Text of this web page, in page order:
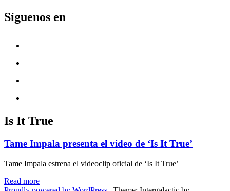
Síguenos en
Is It True
Tame Impala presenta el video de ‘Is It True’
Tame Impala estrena el videoclip oficial de ‘Is It True’
Read more"Tame